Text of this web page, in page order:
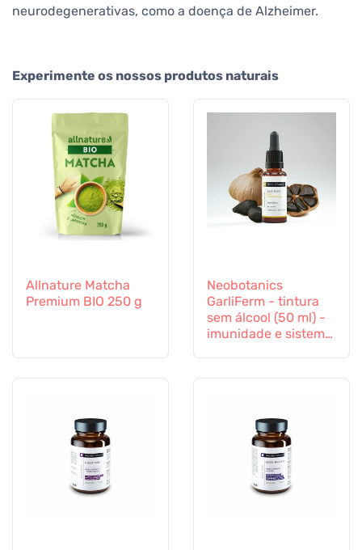
neurodegenerativas, como a doença de Alzheimer.
Experimente os nossos produtos naturais
Allnature Matcha
Premium BIO 250 g
Neobotanics
GarliFerm - tintura
sem álcool (50 ml) -
imunidade e sistema